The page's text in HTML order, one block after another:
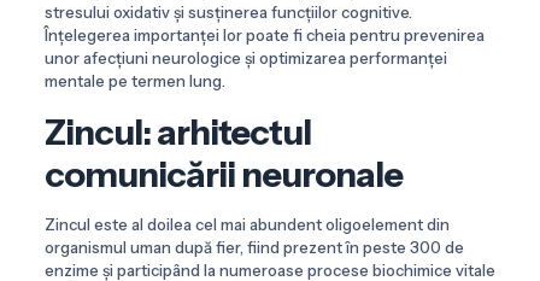
stresului oxidativ și susținerea funcțiilor cognitive.
Înțelegerea importanței lor poate fi cheia pentru prevenirea
unor afecțiuni neurologice și optimizarea performanței
mentale pe termen lung.
Zincul: arhitectul
comunicării neuronale
Zincul este al doilea cel mai abundent oligoelement din
organismul uman după fier, fiind prezent în peste 300 de
enzime și participând la numeroase procese biochimice vitale